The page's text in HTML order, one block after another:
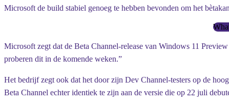
Microsoft de build stabiel genoeg te hebben bevonden om het
Microsoft zegt dat de Beta Channel-release van Windows 11
proberen dit in de komende weken.”
Het bedrijf zegt ook dat het door zijn Dev Channel-testers op de
Beta Channel echter identiek te zijn aan de versie die op 22 juli